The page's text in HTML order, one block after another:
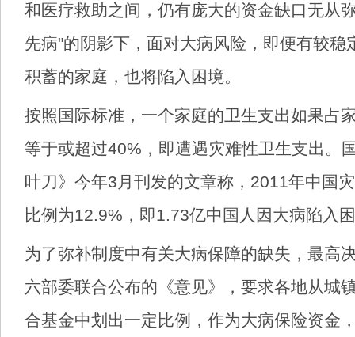
和医疗救助之间，仍有庞大的资金缺口无从
先病"的阴影下，面对大病风险，即便有较稳
积蓄的家庭，也将陷入困境。
按照国际标准，一个家庭的卫生支出如果占
等于或超过40%，即遭遇灾难性卫生支出。
叶刀》今年3月刊发的文章称，2011年中国
比例为12.9%，即1.73亿中国人因大病陷入
为了弥补制度中有关大病保障的缺失，最高
六部委联合公布的《意见》，要求各地从城
合基金中划出一定比例，作为大病保险资金